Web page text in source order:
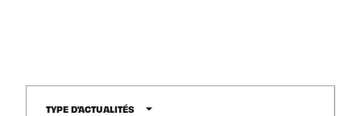
TYPE D'ACTUALITÉS arrow_drop_down